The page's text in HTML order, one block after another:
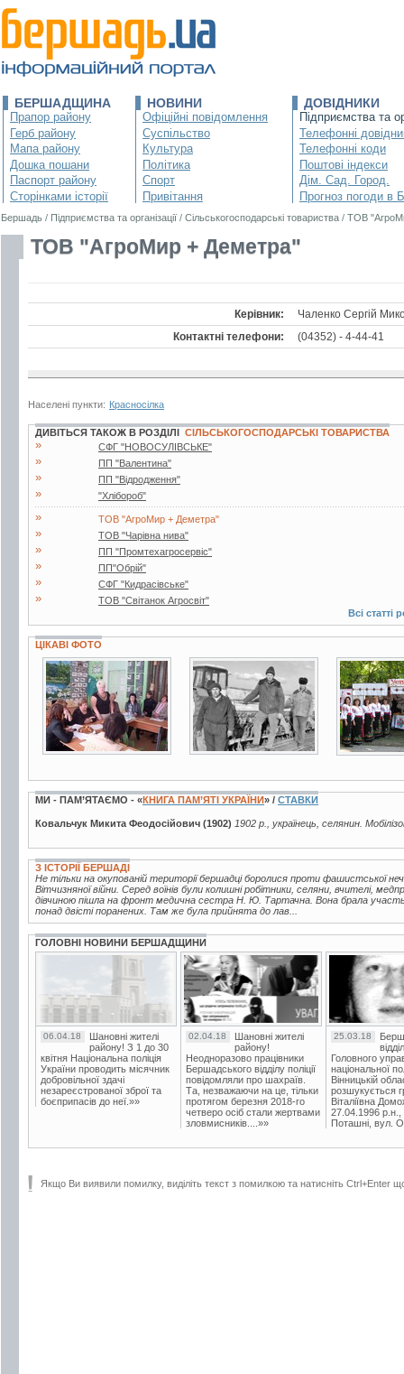
БЕРШАДЩИНА
Прапор району
Герб району
Мапа району
Дошка пошани
Паспорт району
Сторінками історії
НОВИНИ
Офіційні повідомлення
Суспільство
Культура
Політика
Спорт
Привітання
ДОВІДНИКИ
Підприємства та
Телефонні
Телефонні коди
Поштові індекси
Дім. Сад. Город.
Прогноз погоди в
Бершадь / Підприємства та організації / Сільськогосподарські товариства / ТОВ
ТОВ "АгроМир + Деметра"
Керівник:
Чаленко Сергій
Контактні телефони:
(04352) - 4-44-41
Населені пункти: Красносілка
ДИВІТЬСЯ ТАКОЖ В РОЗДІЛІ СІЛЬСЬКОГОСПОДАРСЬКІ ТОВАРИСТВА
» СФГ "НОВОСУЛІВСЬКЕ"
» ПП "Валентина"
» ПП "Відродження"
» "Хлібороб"
» ТОВ "АгроМир + Деметра"
» ТОВ "Чарівна нива"
» ПП "Промтехагросервіс"
» ПП"Обрій"
» СФГ "Кидрасівське"
»
ТОВ "Світанок Агросвіт"
Всі статті
ЦІКАВІ ФОТО
3 фото 2 фото 31 фото
МИ - ПАМ’ЯТАЄМО - «КНИГА ПАМ’ЯТІ УКРАЇНИ» / СТАВКИ
Ковальчук Микита Феодосійович (1902) 1902 р., українець, селянин.
З ІСТОРІЇ БЕРШАДІ
Не тільки на окупованій території бершадці боролися проти фашистської
Вітчизняної війни. Серед воїнів були колишні робітники, селяни, вчителі,
дівчиною пішла на фронт медична сестра Н. Ю. Тартачна. Вона брала
понад двісті поранених. Там же була прийнята до лав...
ГОЛОВНІ НОВИНИ БЕРШАДЩИНИ
06.04.18
Шановні жителі
району! З 1 до 30
квітня Національна поліція
України проводить місячник
добровільної здачі
незареєстрованої зброї та
боєприпасів до неї.»»
02.04.18
Шановні жителі
району!
Неодноразово працівники
Бершадського відділу поліції
повідомляли про шахраїв.
Та, незважаючи на це, тільки
протягом березня 2018-го
четверо осіб стали жертвами
зловмисників....»»
25.03.18
Головного
національної
Вінницькій
розшукується
Віталіївна
27.04.1996 р.н.,
Поташні, вул.
Якщо Ви виявили помилку, виділіть текст з помилкою та натисніть Ctrl+Enter